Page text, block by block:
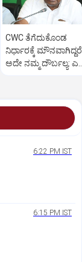
CWC ತೆಗೆದುಕೊಂಡ
ನಿರ್ಧಾರಕ್ಕೆ ಮೌನವಾಗಿದ್ದರೆ
ಅದೇ ನಮ್ಮ ದೌರ್ಬಲ್ಯ:
6:22 PM IST
6:15 PM IST